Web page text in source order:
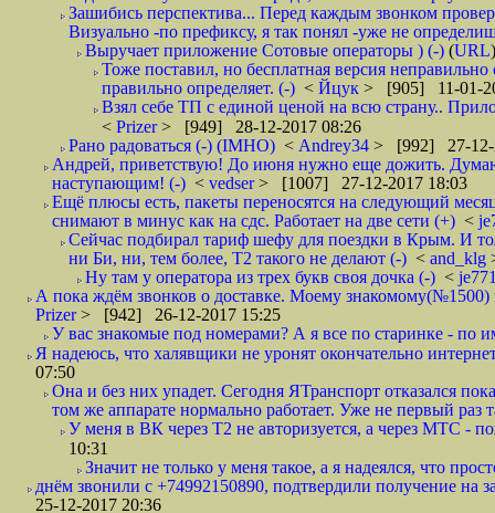
Зашибись перспектива... Перед каждым звонком
Визуально -по префиксу, я так понял -уже не
Выручает приложение Сотовые операторы ) (-) (URL
Тоже поставил, но бесплатная версия
правильно определяет. (-) < Йцук > [905] 11-01-
Взял себе ТП с единой ценой на всю страну..
< Prizer> [949] 28-12-2017 08:26
Рано радоваться (-) (IMHO) < Andrey34 > [992] 27-12-
Андрей, приветствую! До июня нужно еще дожить.
наступающим! (-) < vedser> [1007] 27-12-2017 18:03
Ещё плюсы есть, пакеты переносятся на следующий
снимают в минус как на сдс. Работает на две сети (+) <
Сейчас подбирал тариф шефу для поездки в Крым. И
ни Би, ни, тем более, Т2 такого не делают (-) < and_klg
Ну там у оператора из трех букв своя дочка (-) <
А пока ждём звонков о доставке. Моему знакомому(№1500)
Prizer> [942] 26-12-2017 15:25
У вас знакомые под номерами? А я все по старинке - по
Я надеюсь, что халявщики не уронят окончательно
07:50
Она и без них упадет. Сегодня ЯТранспорт отказался
том же аппарате нормально работает. Уже не первый раз
У меня в ВК через Т2 не авторизуется, а через МТС -
10:31
Значит не только у меня такое, а я надеялся, что
днём звонили с +74992150890, подтвердили получение на
25-12-2017 20:36